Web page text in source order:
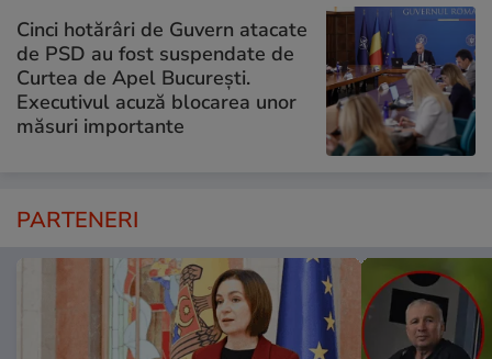
Cinci hotărâri de Guvern atacate
de PSD au fost suspendate de
Curtea de Apel București.
Executivul acuză blocarea unor
măsuri importante
PARTENERI